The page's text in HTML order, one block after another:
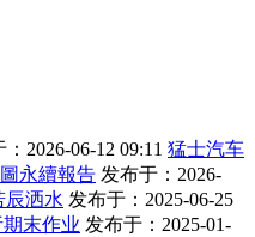
2026-06-12 09:11 猛士汽车
永續報告 发布于：2026-
辰洒水 发布于：2025-06-25
末作业 发布于：2025-01-